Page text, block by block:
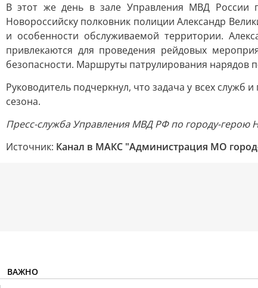
В этот же день в зале Управления МВД России
Новороссийску полковник полиции Александр
и особенности обслуживаемой территории.
привлекаются для проведения рейдовых
безопасности. Маршруты патрулирования
Руководитель подчеркнул, что задача у всех служб
сезона.
Пресс-служба Управления МВД РФ по городу-герою
Источник: Канал в МАКС "Администрация МО
ВАЖНО